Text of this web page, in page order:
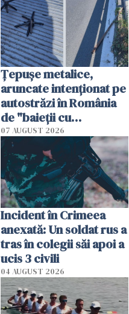
Țepușe metalice,
aruncate intenționat pe
autostrăzi în România
de "baieții cu
platforme": "Mi-au
cerut 1200 lei să mă
tracteze"
07 AUGUST 2026
Incident în Crimeea
anexată: Un soldat rus a
tras în colegii săi apoi a
ucis 3 civili
04 AUGUST 2026